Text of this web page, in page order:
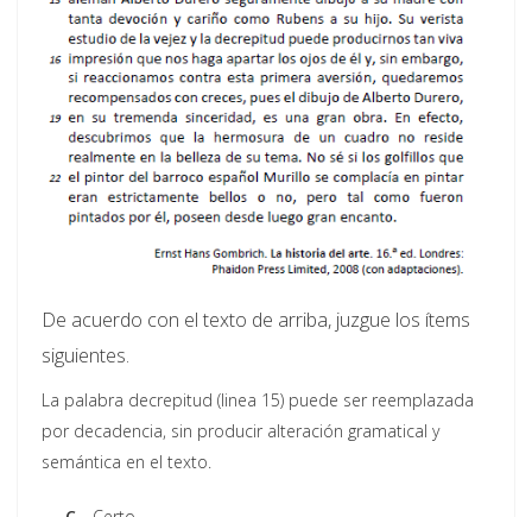
De acuerdo con el texto de arriba, juzgue los ítems
siguientes.
La palabra decrepitud (linea 15) puede ser reemplazada
por decadencia, sin producir alteración gramatical y
semántica en el texto.